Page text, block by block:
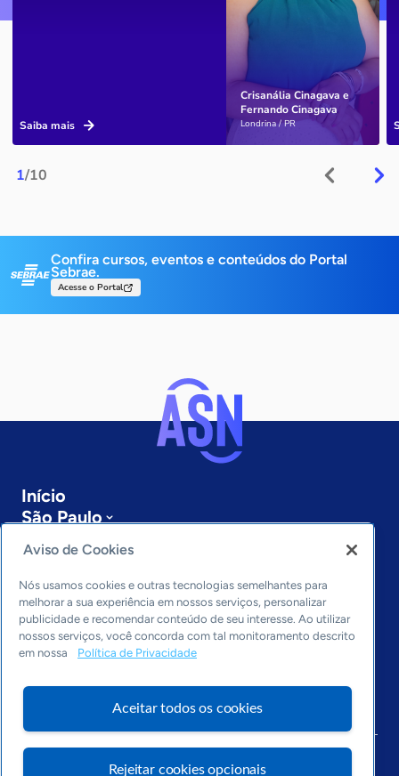
1/10
Crisanália Cinagava e
Fernando Cinagava
Londrina / PR
Saiba mais
Confira cursos, eventos e conteúdos do Portal
Sebrae.
Acesse o Portal
Início
São Paulo
Sobre a ASN
Últimas notícias
Entre em contato
Editorias
Economia & Política
Inovação & Tecnologia
Cultura empreendedora
Arquivo
Aviso de Cookies
Nós usamos cookies e outras tecnologias semelhantes para
melhorar a sua experiência em nossos serviços, personalizar
publicidade e recomendar conteúdo de seu interesse. Ao utilizar
nossos serviços, você concorda com tal monitoramento descrito
em nossa
Política de Privacidade
Aceitar todos os cookies
Rejeitar cookies opcionais